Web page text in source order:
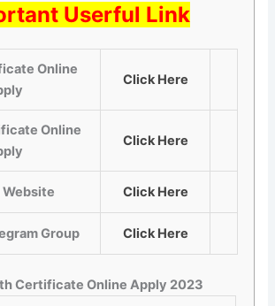
Userful Link
Online
Click Here
Online
Click Here
Click Here
Group Click Here
Certificate Online Apply 2023